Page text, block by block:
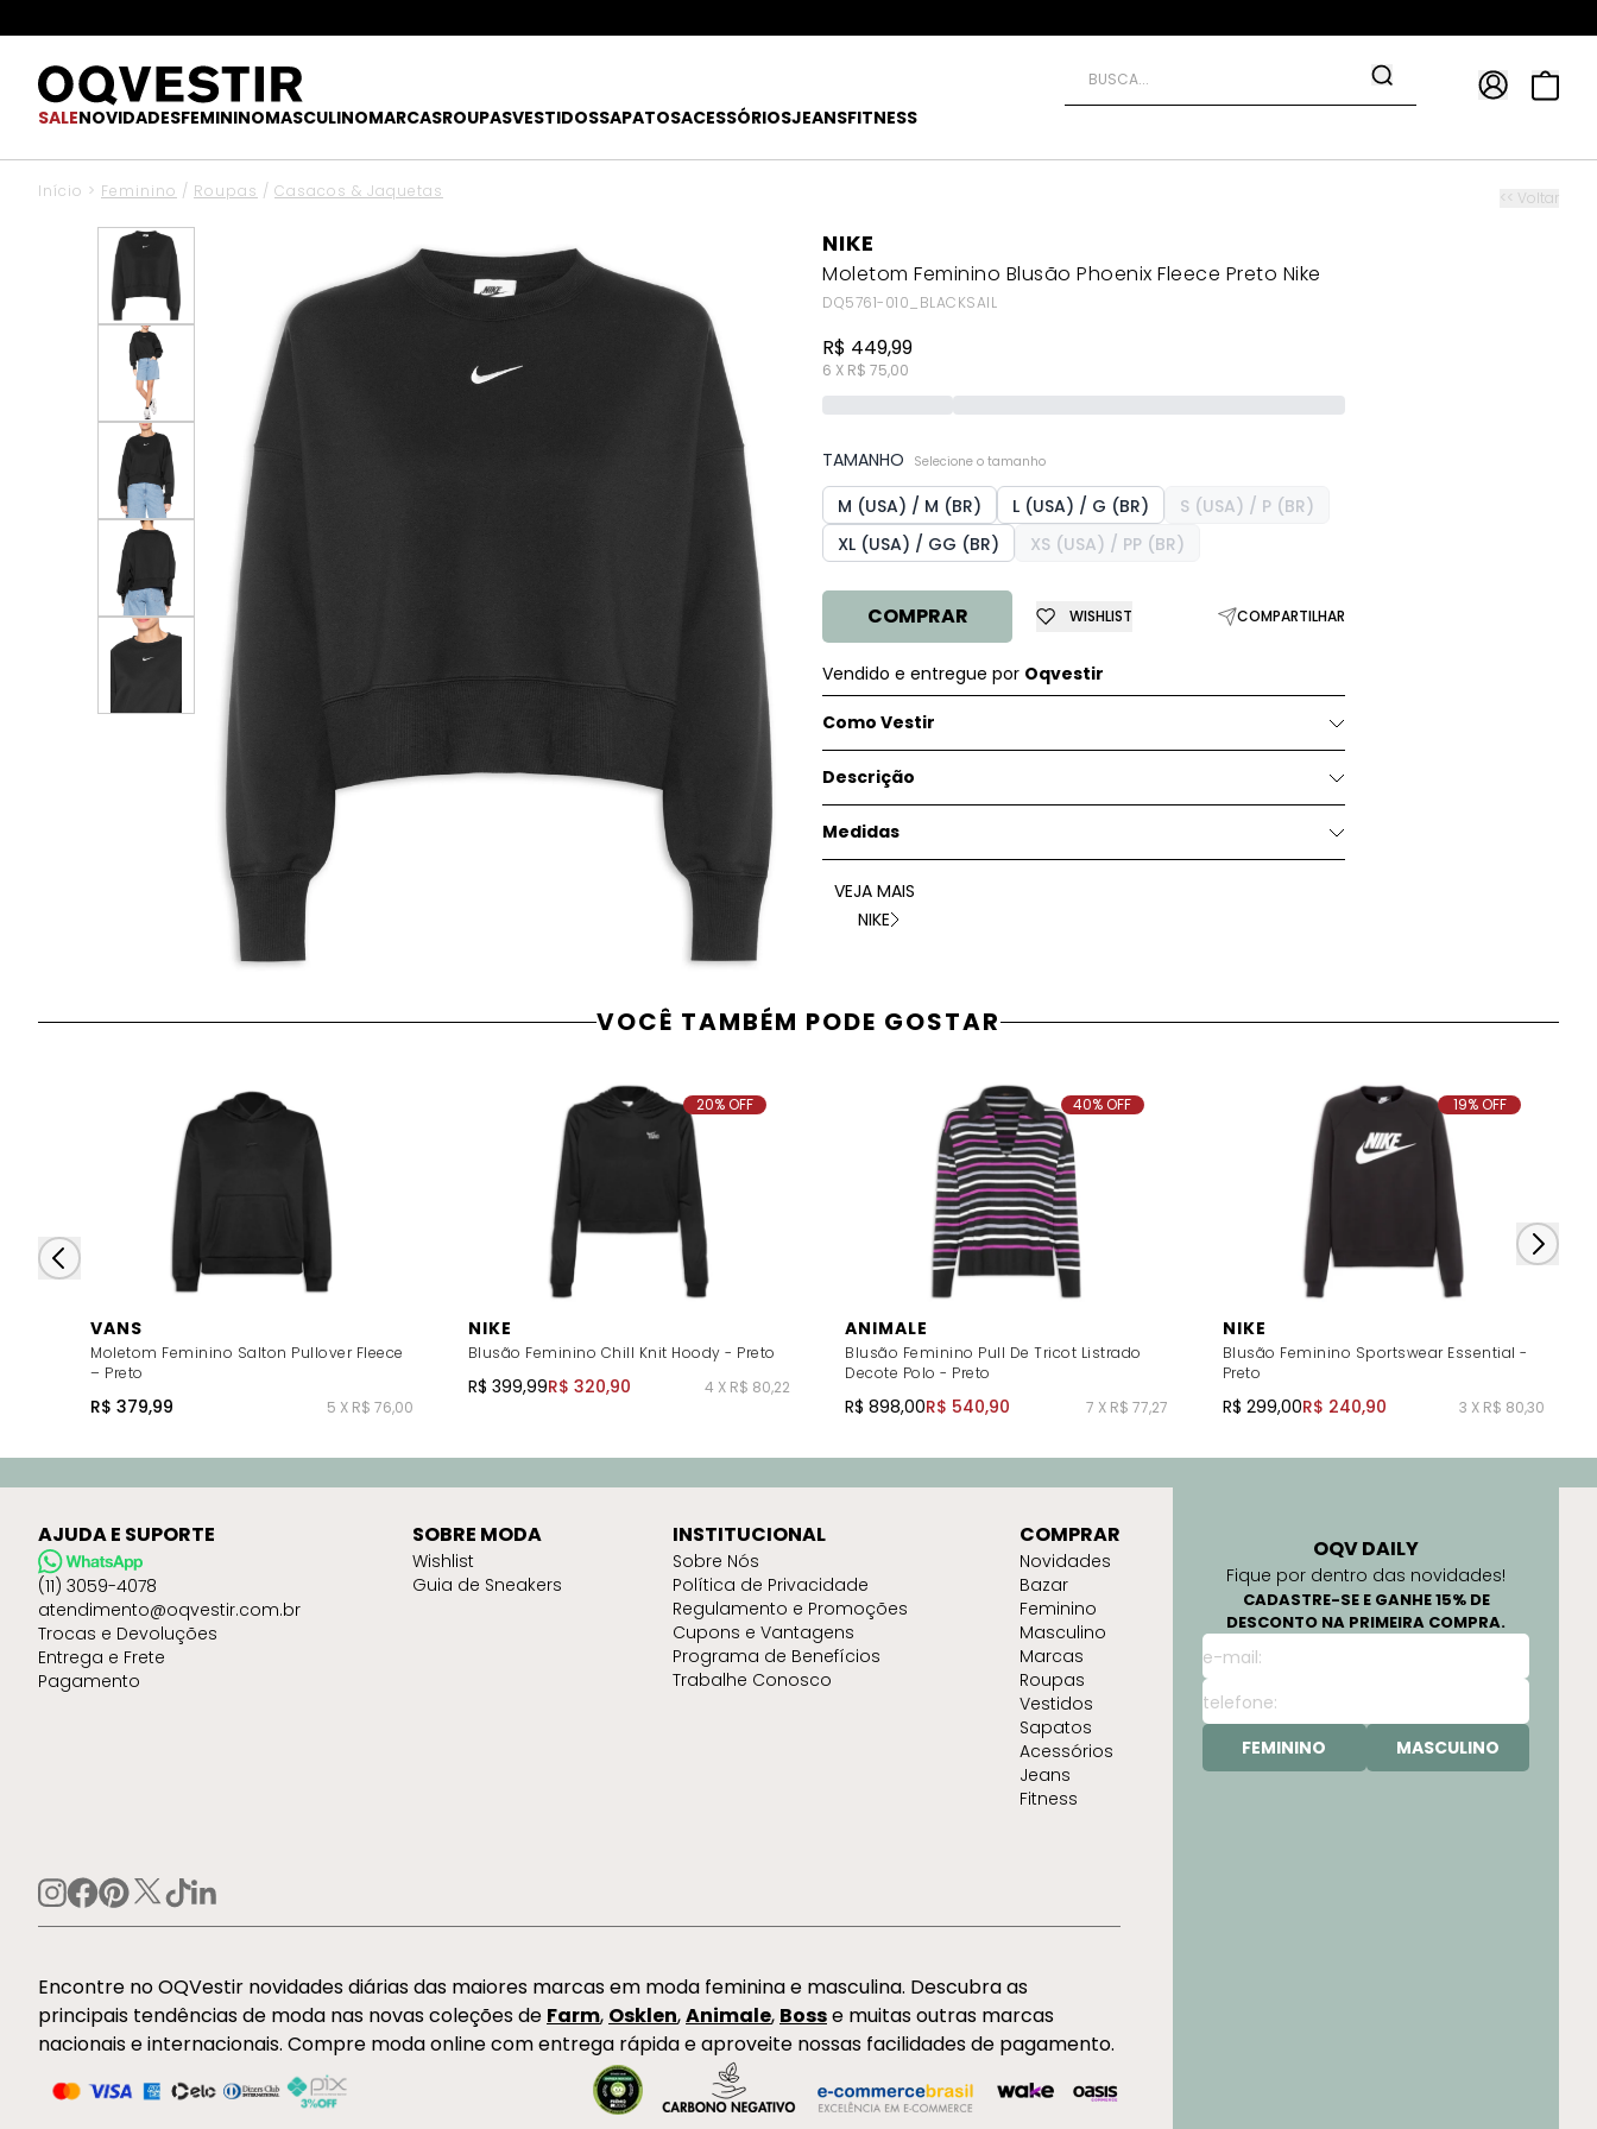
SALENOVIDADESFEMININOMASCULINOMARCASROUPASVESTIDOSSAPATOSACESSÓRIOSJEANSFITNESS
Início > Feminino / Roupas / Casacos & Jaquetas << Voltar
NIKE
Moletom Feminino Blusão Phoenix Fleece Preto Nike
DQ5761-010_BLACKSAIL
R$ 449,99
6 X R$ 75,00
TAMANHO Selecione o tamanho
M (USA) / M (BR) L (USA) / G (BR)
S (USA) / P (BR)
XL (USA) / GG (BR)
XS (USA) / PP (BR)
COMPRAR WISHLIST COMPARTILHAR
Vendido e entregue por Oqvestir
Como Vestir
Descrição
Medidas
VEJA MAIS
NIKE
VOCÊ TAMBÉM PODE GOSTAR
VANS
Moletom Feminino Salton Pullover Fleece
– Preto
R$ 379,99 5 X R$ 76,00
NIKE
Blusão Feminino Chill Knit Hoody - Preto
R$ 399,99R$ 320,90 4 X R$ 80,22
20% OFF
ANIMALE
Blusão Feminino Pull De Tricot Listrado
Decote Polo - Preto
R$ 898,00R$ 540,90 7 X R$ 77,27
40% OFF
NIKE
Blusão Feminino Sportswear Essential -
Preto
R$ 299,00R$ 240,90 3 X R$ 80,30
19% OFF
OQV DAILY
Fique por dentro das novidades!
CADASTRE-SE E GANHE 15% DE
DESCONTO NA PRIMEIRA COMPRA.
FEMININO MASCULINO
AJUDA E SUPORTE
(11) 3059-4078
atendimento@oqvestir.com.br
Trocas e Devoluções
Entrega e Frete
Pagamento
SOBRE MODA
Wishlist
Guia de Sneakers
INSTITUCIONAL
Sobre Nós
Política de Privacidade
Regulamento e Promoções
Cupons e Vantagens
Programa de Benefícios
Trabalhe Conosco
COMPRAR
Novidades
Bazar
Feminino
Masculino
Marcas
Roupas
Vestidos
Sapatos
Acessórios
Jeans
Fitness
Encontre no OQVestir novidades diárias das maiores marcas em moda feminina e masculina. Descubra as
principais tendências de moda nas novas coleções de Farm, Osklen,Animale, Bosse muitas outras marcas
nacionais e internacionais. Compre moda online com entrega rápida e aproveite nossas facilidades de pagamento.